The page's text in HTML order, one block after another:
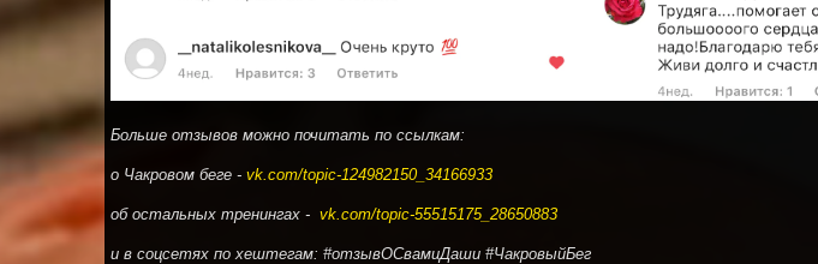
Больше отзывов можно почитать по ссылкам:
о Чакровом беге - vk.com/topic-124982150_34166933
об остальных тренингах - vk.com/topic-55515175_28650883
и в соцсетях по хештегам: #отзывОСвамиДаши #ЧакровыйБег